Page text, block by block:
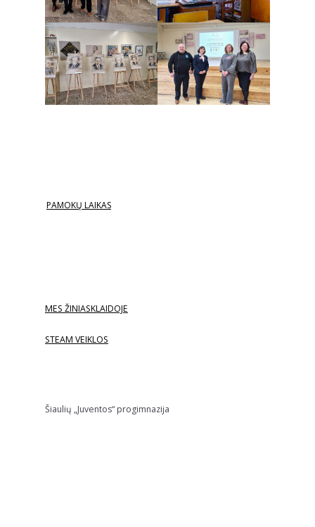
PAMOKŲ LAIKAS
MES ŽINIASKLAIDOJE
STEAM VEIKLOS
Šiaulių „Juventos“ progimnazija